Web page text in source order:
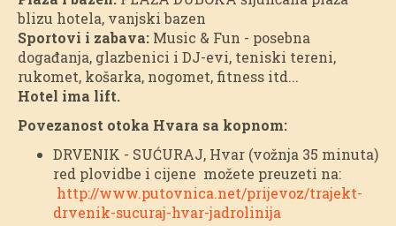
blizu hotela, vanjski bazen
Sportovi i zabava: Music & Fun - posebna
događanja, glazbenici i DJ-evi, teniski tereni,
rukomet, košarka, nogomet, fitness itd...
Hotel ima lift.
Povezanost otoka Hvara sa kopnom:
DRVENIK - SUĆURAJ, Hvar (vožnja 35 minuta)
red plovidbe i cijene možete preuzeti na:
http://www.putovnica.net/prijevoz/trajekt-
drvenik-sucuraj-hvar-jadrolinija